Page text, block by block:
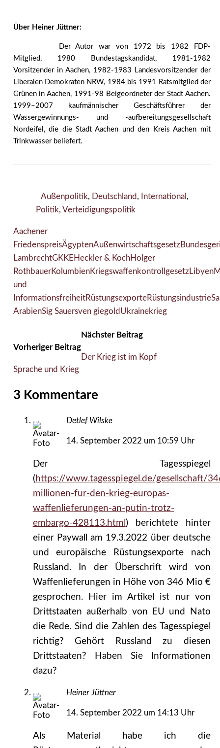
Über Heiner Jüttner:
Der Autor war von 1972 bis 1982 FDP-
Mitglied, 1980 Bundestagskandidat, 1981-1982
Vorsitzender in Aachen, 1982-1983 Landesvorsitzender der
Liberalen Demokraten NRW, 1984 bis 1991 Ratsmitglied der
Grünen in Aachen, 1991-98 Beigeordneter der Stadt Aachen.
1999–2007 kaufmännischer Geschäftsführer der
Wassergewinnungs- und -aufbereitungsgesellschaft
Nordeifel, die die Stadt Aachen und den Kreis Aachen mit
Trinkwasser beliefert.
Außenpolitik, Deutschland , International ,
Politik, Verteidigungspolitik
Aachener
FriedenspreisÄgyptenAußenwirtschaftsgesetz
LambrechtGKKE Heckler & KochHolger
RothbauerKolumbienKriegswaffenkontrollgesetzLibyen
und
InformationsfreiheitRüstungsexporteRüstungsindustrie
ArabienSig Sauersven giegold Ukrainekrieg
Vorheriger Beitrag
Sprache und Krieg
Nächster Beitrag
Der Krieg ist im Kopf
3 Kommentare
Detlef Wilske
14. September 2022 um 10:59 Uhr
Der Tagesspiegel
( https://www.tagesspiegel.de/gesellschaft/
millionen-fur-den-krieg-europas-
waffenlieferungen-an-putin-trotz-
embargo-428113.html ) berichtete hinter
einer Paywall am 19.3.2022 über deutsche
und europäische Rüstungsexporte nach
Russland. In der Überschrift wird von
Waffenlieferungen in Höhe von 346 Mio €
gesprochen. Hier im Artikel ist nur von
Drittstaaten außerhalb von EU und Nato
die Rede. Sind die Zahlen des Tagesspiegel
richtig? Gehört Russland zu diesen
Drittstaaten? Haben Sie Informationen
dazu?
Heiner Jüttner
14. September 2022 um 14:13 Uhr
Als Material habe ich die